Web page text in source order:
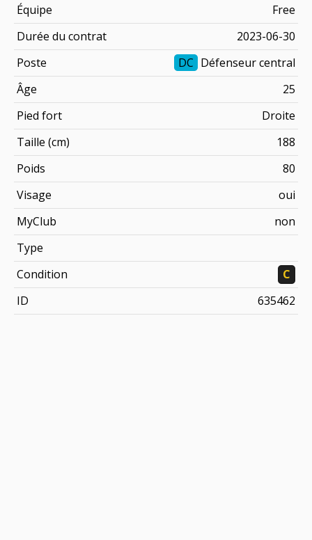
Équipe
Free
Durée du contrat
2023-06-30
Poste
DC Défenseur central
Âge
25
Pied fort
Droite
Taille (cm)
188
Poids
80
Visage
oui
MyClub
non
Type
Condition
C
ID
635462